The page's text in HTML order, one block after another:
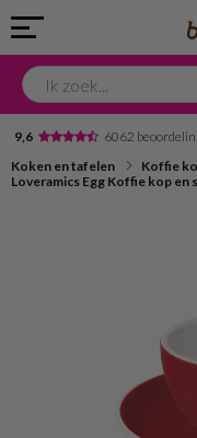
9,6 6062
Avondbezorging
Koken en tafelen
Koffie
Loveramics Egg Koffie kop en